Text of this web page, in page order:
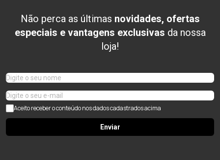
Não perca as últimas novidades, ofertas
especiais e vantagens exclusivas da nossa
loja!
Aceito receber o conteúdo nos dados cadastrados acima
Enviar